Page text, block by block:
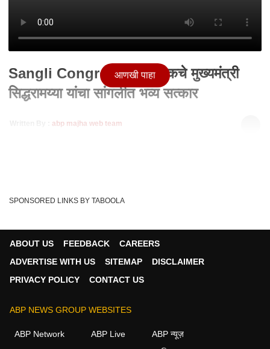
Sangli Congress : कर्नाटकचे मुख्यमंत्री
सिद्धरामय्या यांचा सांगलीत भव्य सत्कार
abp majha web team
Tags : Nana Patole Congress
आणखी पाहा
SPONSORED LINKS BY TABOOLA
ABOUT US FEEDBACK
CAREERS
ADVERTISE WITH US
SITEMAP
DISCLAIMER
PRIVACY POLICY
CONTACT US
ABP NEWS GROUP WEBSITES
ABP Network ABP Live
ABP न्यूज़